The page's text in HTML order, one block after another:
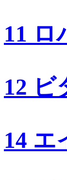
11 ロ
12 ビ
14 エ